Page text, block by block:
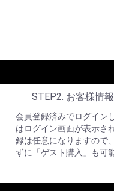
STEP2. お客様情
会員登録済みでログイン
はログイン画面が表示さ
録は任意になりますので
ずに「ゲスト購入」も可